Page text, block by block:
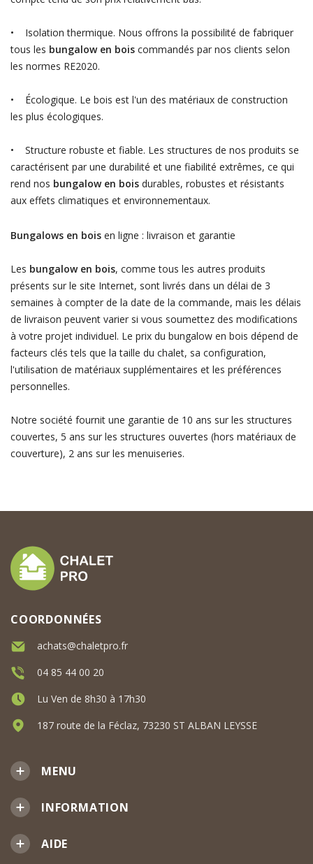
• Isolation thermique. Nous offrons la possibilité de fabriquer
tous les bungalow en boiscommandés par nos clients selon
les normes RE2020.
• Écologique. Le bois est l'un des matériaux de construction
les plus écologiques.
• Structure robuste et fiable. Les structures de nos produits se
caractérisent par une durabilité et une fiabilité extrêmes, ce qui
rend nos bungalow en bois durables, robustes et résistants
aux effets climatiques et environnementaux.
Bungalows en boisen ligne : livraison et garantie
Les bungalow en bois, comme tous les autres produits
présents sur le site Internet, sont livrés dans un délai de 3
semaines à compter de la date de la commande, mais les délais
de livraison peuvent varier si vous soumettez des modifications
à votre projet individuel. Le prix du bungalow en bois dépend de
facteurs clés tels que la taille du chalet, sa configuration,
l'utilisation de matériaux supplémentaires et les préférences
personnelles.
Notre société fournit une garantie de 10 ans sur les structures
couvertes, 5 ans sur les structures ouvertes (hors matériaux de
couverture), 2 ans sur les menuiseries.
MENU
INFORMATION
AIDE
COORDONNÉES
achats@chaletpro.fr
04 85 44 00 20
Lu Ven de 8h30 à 17h30
187 route de la Féclaz, 73230 ST ALBAN LEYSSE